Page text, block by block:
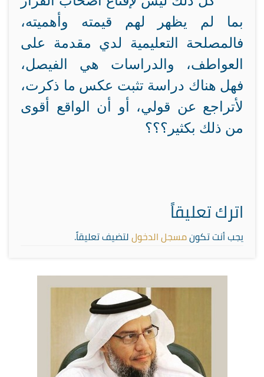
بما لم يظهر لهم قيمته وأهميته،
فالمصلحة التعليمية لدي مقدمة على
العواطف، والدراسات هي الفيصل،
فهل هناك دراسة تثبت عكس ما ذكرت،
لأتراجع عن قولي، أو أن الواقع أقوى
من ذلك بكثير؟؟؟
اترك تعليقاً
يجب أنت تكونمسجل الدخوللتضيف تعليقاً.